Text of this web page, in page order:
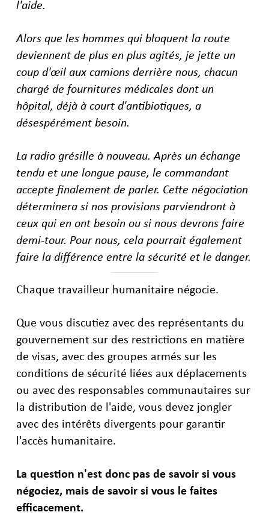
l'aide.
Alors que les hommes qui bloquent la route
deviennent de plus en plus agités, je jette un
coup d'œil aux camions derrière nous, chacun
chargé de fournitures médicales dont un
hôpital, déjà à court d'antibiotiques, a
désespérément besoin.
La radio grésille à nouveau. Après un échange
tendu et une longue pause, le commandant
accepte finalement de parler. Cette négociation
déterminera si nos provisions parviendront à
ceux qui en ont besoin ou si nous devrons faire
demi-tour. Pour nous, cela pourrait également
faire la différence entre la sécurité et le danger.
Chaque travailleur humanitaire négocie.
Que vous discutiez avec des représentants du
gouvernement sur des restrictions en matière
de visas, avec des groupes armés sur les
conditions de sécurité liées aux déplacements
ou avec des responsables communautaires sur
la distribution de l'aide, vous devez jongler
avec des intérêts divergents pour garantir
l'accès humanitaire.
La question n'est donc pas de savoir si vous
négociez, mais de savoir si vous le faites
efficacement.